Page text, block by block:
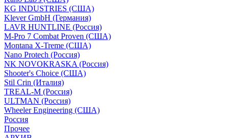
KG INDUSTRIES (США)
Klever GmbH (Германия)
LAVR HUNTLINE (Россия)
M-Pro 7 Combat Proven (СШA)
Montana X-Treme (США)
Nano Protech (Россия)
NK NOVOKRASKA (Россия)
Shooter's Choice (СШA)
Stil Crin (Италия)
TREAL-M (Россия)
ULTMAN (Россия)
Wheeler Engineering (СШA)
Россия
Прочее